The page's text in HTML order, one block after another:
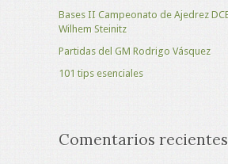
Bases II Campeonato de Ajedrez
Wilhem Steinitz
Partidas del GM Rodrigo Vásquez
101 tips esenciales
Comentarios recientes